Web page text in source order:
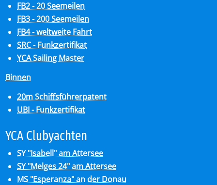
FB2 - 20 Seemeilen
FB3 - 200 Seemeilen
FB4 - weltweite Fahrt
SRC - Funkzertifikat
YCA Sailing Master
Binnen
20m Schiffsführerpatent
UBI - Funkzertifikat
YCA Club­y­ach­ten
SY "Isabell" am Attersee
SY "Melges 24" am Attersee
MS "Esperanza" an der Donau